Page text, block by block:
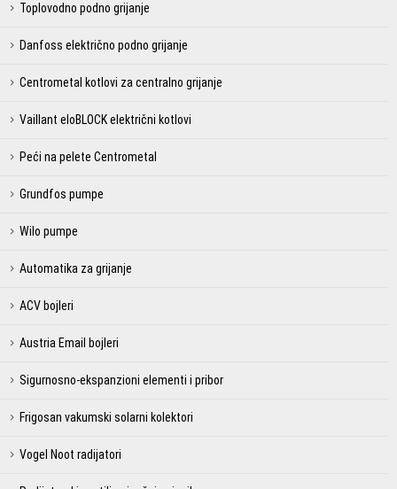
Toplovodno podno grijanje
Danfoss električno podno grijanje
Centrometal kotlovi za centralno grijanje
Vaillant eloBLOCK električni kotlovi
Peći na pelete Centrometal
Grundfos pumpe
Wilo pumpe
Automatika za grijanje
ACV bojleri
Austria Email bojleri
Sigurnosno-ekspanzioni elementi i pribor
Frigosan vakumski solarni kolektori
Vogel Noot radijatori